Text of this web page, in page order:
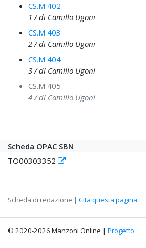
CS.M 402
1 / di Camillo Ugoni
CS.M 403
2 / di Camillo Ugoni
CS.M 404
3 / di Camillo Ugoni
CS.M 405
4 / di Camillo Ugoni
Scheda OPAC SBN
TO00303352
Scheda di redazione | Cita questa pagina
© 2020-2026 Manzoni Online | Progetto